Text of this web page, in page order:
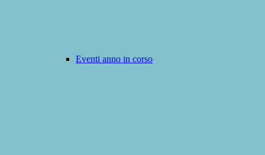
Eventi anno in corso